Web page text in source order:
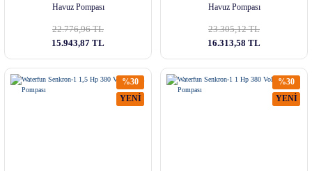
Havuz Pompası
22.776,96 TL
15.943,87 TL
Havuz Pompası
23.305,12 TL
16.313,58 TL
%30
YENİ
%30
YENİ